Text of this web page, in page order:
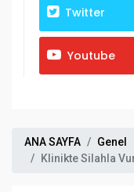
Twitter
Youtube
ANA SAYFA
Genel
Klinikte Silahla